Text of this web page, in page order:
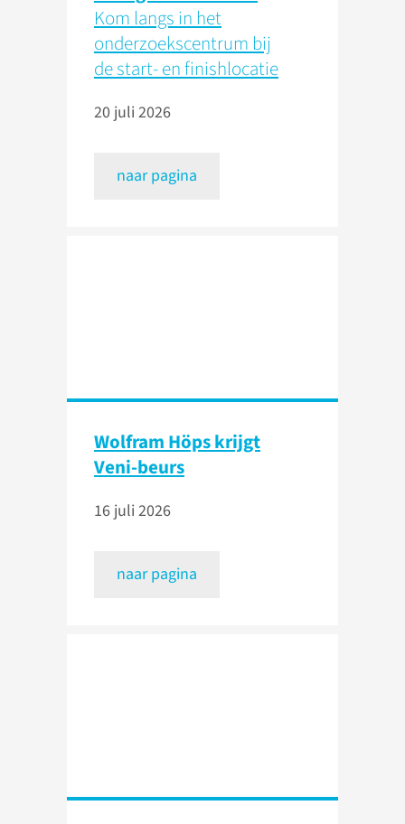
Kom langs in het
onderzoekscentrum bij
de start- en finishlocatie
20 juli 2026
naar pagina
Wolfram Höps krijgt
Veni-beurs
16 juli 2026
naar pagina